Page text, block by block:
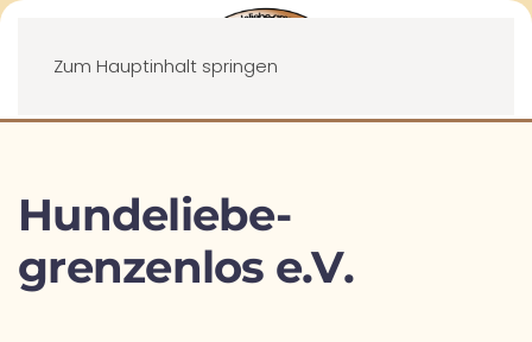
Zum Hauptinhalt springen
Menü
Hundeliebe-
grenzenlos e.V.